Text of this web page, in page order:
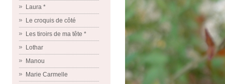
Laura *
Le croquis de côté
Les tiroirs de ma tête *
Lothar
Manou
Marie Carmelle